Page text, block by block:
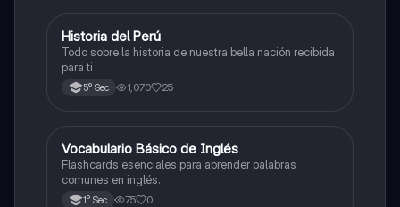
Ciencias Sociales
Historia del Perú
Todo sobre la historia de nuestra bella nación recibida
para ti
5° Sec 1,070 25
VInglés
Vocabulario Básico de Inglés
Flashcards esenciales para aprender palabras
comunes en inglés.
1° Sec 75 0